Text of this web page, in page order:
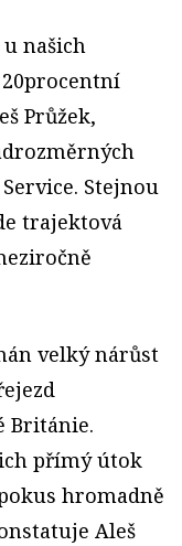
našich
Průžek,
Stejnou
trajektová
velký nárůst
Británie.
přímý útok
hromadně
Aleš